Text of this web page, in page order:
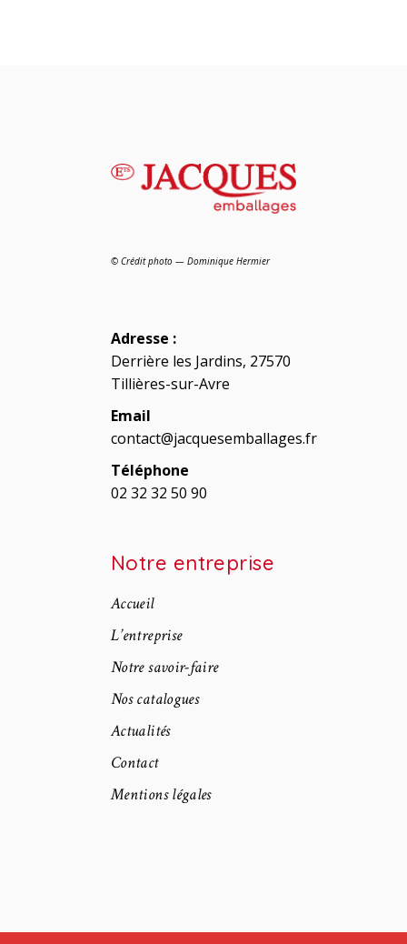
© Crédit photo — Dominique Hermier
Adresse :
Derrière les Jardins, 27570
Tillières-sur-Avre
Email
contact@jacquesemballages.fr
Téléphone
02 32 32 50 90
Notre entreprise
Accueil
L’entreprise
Notre savoir-faire
Nos catalogues
Actualités
Contact
Mentions légales